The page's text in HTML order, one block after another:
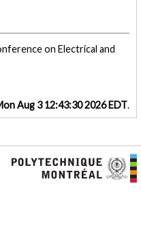
on Electrical and
Aug 3 12:43:30 2026 EDT.